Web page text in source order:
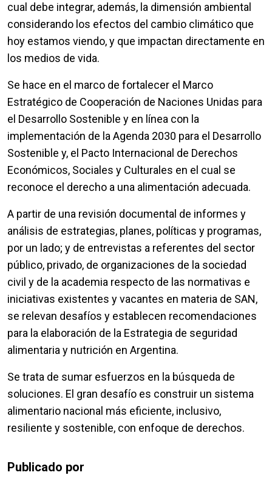
cual debe integrar, además, la dimensión ambiental
considerando los efectos del cambio climático que
hoy estamos viendo, y que impactan directamente en
los medios de vida.
Se hace en el marco de fortalecer el Marco
Estratégico de Cooperación de Naciones Unidas para
el Desarrollo Sostenible y en línea con la
implementación de la Agenda 2030 para el Desarrollo
Sostenible y, el Pacto Internacional de Derechos
Económicos, Sociales y Culturales en el cual se
reconoce el derecho a una alimentación adecuada.
A partir de una revisión documental de informes y
análisis de estrategias, planes, políticas y programas,
por un lado; y de entrevistas a referentes del sector
público, privado, de organizaciones de la sociedad
civil y de la academia respecto de las normativas e
iniciativas existentes y vacantes en materia de SAN,
se relevan desafíos y establecen recomendaciones
para la elaboración de la Estrategia de seguridad
alimentaria y nutrición en Argentina.
Se trata de sumar esfuerzos en la búsqueda de
soluciones. El gran desafío es construir un sistema
alimentario nacional más eficiente, inclusivo,
resiliente y sostenible, con enfoque de derechos.
Publicado por